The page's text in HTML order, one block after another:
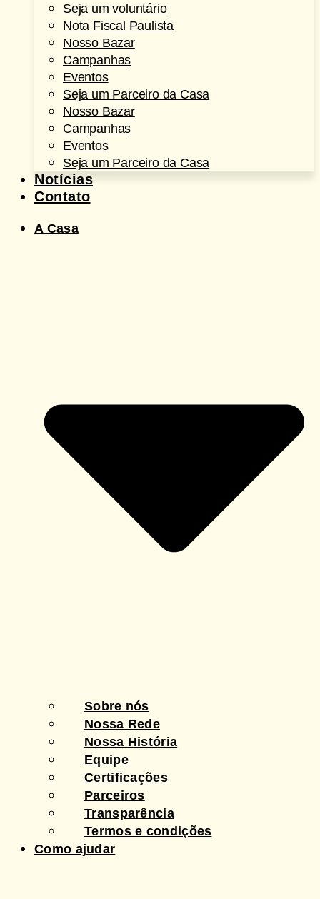
Seja um voluntário
Nota Fiscal Paulista
Nosso Bazar
Campanhas
Eventos
Seja um Parceiro da Casa
Nosso Bazar
Campanhas
Eventos
Seja um Parceiro da Casa
Notícias
Contato
A Casa
Sobre nós
Nossa Rede
Nossa História
Equipe
Certificações
Parceiros
Transparência
Termos e condições
Como ajudar